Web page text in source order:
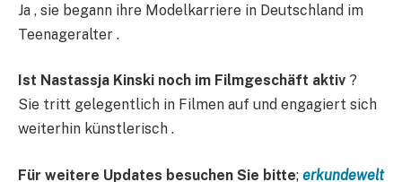
Ja , sie begann ihre Modelkarriere in Deutschland im
Teenageralter .​
Ist Nastassja Kinski noch im Filmgeschäft aktiv ?
Sie tritt gelegentlich in Filmen auf und engagiert sich
weiterhin künstlerisch .
Für weitere Updates besuchen Sie bitte; erkundewelt